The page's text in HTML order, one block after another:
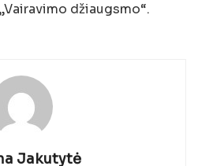
džiaugsmo“.
Jakutytė